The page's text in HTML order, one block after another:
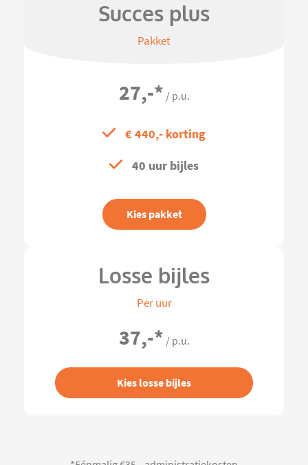
Succes plus
Pakket
27,-* / p.u.
€ 440,- korting
40 uur bijles
Kies pakket
Losse bijles
Per uur
37,-* / p.u.
Kies losse bijles